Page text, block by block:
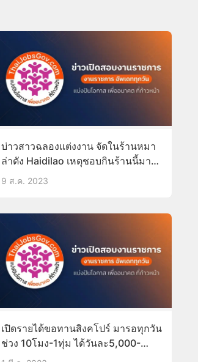
บ่าวสาวฉลองแต่งงาน จัดในร้านหมา
ล่าดัง Haidilao เหตุชอบกินร้านนี้มาก
ตั้งแต่เดทกันใหม่ๆ
9 ส.ค. 2023
เปิดรายได้ขอทานสิงคโปร์ มารอทุกวัน
ช่วง 10โมง-1ทุ่ม ได้วันละ5,000-
7,800บาท